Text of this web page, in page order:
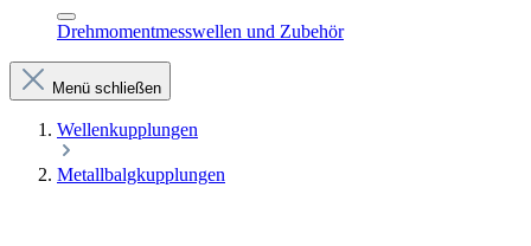
Drehmomentmesswellen und Zubehör
Menü schließen
Wellenkupplungen
Metallbalgkupplungen